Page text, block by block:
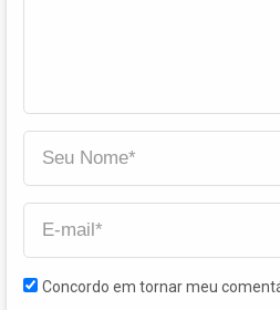
Concordo em tornar meu